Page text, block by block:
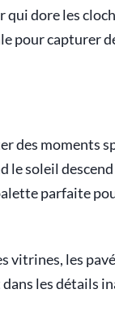
dore les
pour capturer
des moments
le soleil
parfaite
vitrines, les
les détails